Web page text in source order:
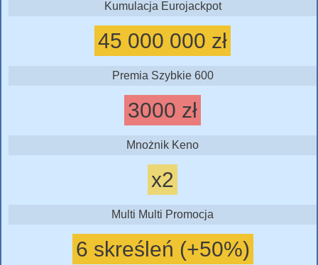
Kumulacja Eurojackpot
45 000 000 zł
Premia Szybkie 600
3000 zł
Mnożnik Keno
x2
Multi Multi Promocja
6 skreśleń (+50%)